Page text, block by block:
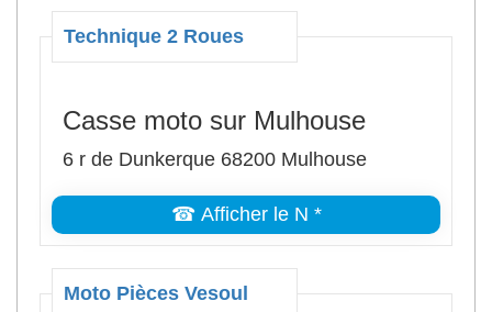
Technique 2 Roues
Casse moto sur Mulhouse
6 r de Dunkerque 68200 Mulhouse
☎ Afficher le N *
Moto Pièces Vesoul